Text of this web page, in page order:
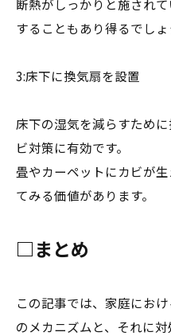
断熱がしっかりと施され
することもあり得るでしょ
3:床下に換気扇を設置
床下の湿気を減らすため
ビ対策に有効です。
畳やカーペットにカビが
てみる価値があります。
□まとめ
この記事では、家庭にお
のメカニズムと、それに